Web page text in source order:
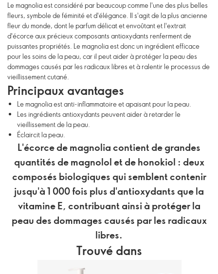
Le magnolia est considéré par beaucoup comme l'une des plus belles
fleurs, symbole de féminité et d'élégance. Il s'agit de la plus ancienne
fleur du monde, dont le parfum délicat et envoûtant et l'extrait
d'écorce aux précieux composants antioxydants renferment de
puissantes propriétés. Le magnolia est donc un ingrédient efficace
pour les soins de la peau, car il peut aider à protéger la peau des
dommages causés par les radicaux libres et à ralentir le processus de
vieillissement cutané.
Principaux avantages
Le magnolia est anti-inflammatoire et apaisant pour la peau.
Les ingrédients antioxydants peuvent aider à retarder le
vieillissement de la peau.
Éclaircit la peau.
L'écorce de magnolia contient de grandes
quantités de magnolol et de honokiol : deux
composés biologiques qui semblent contenir
jusqu'à 1 000 fois plus d'antioxydants que la
vitamine E, contribuant ainsi à protéger la
peau des dommages causés par les radicaux
libres.
Trouvé dans